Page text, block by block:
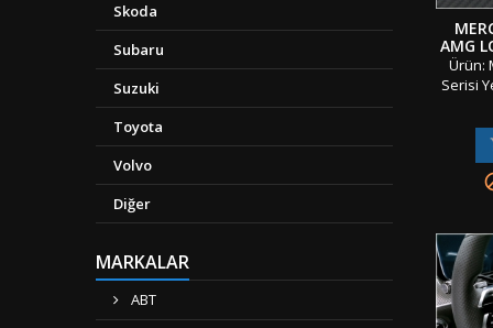
Skoda
Subaru
Suzuki
Toyota
Volvo
Diğer
MARKALAR
ABT
AMG
Ürün:
Serisi
&amp;